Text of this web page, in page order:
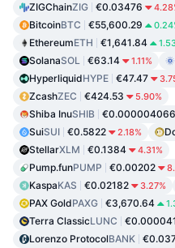
ZIGChainZIG €0.03476
BitcoinBTC €55,600.29
EthereumETH €1,641.84
SolanaSOL €63.14 1.11%
HyperliquidHYPE €47.47
ZcashZEC €424.53 5.90%
Shiba InuSHIB €0.000004066
SuiSUI €0.5822 2.18%
StellarXLM €0.1384 4.31%
Pump.funPUMP €0.00202
KaspaKAS €0.02182 3.27%
PAX GoldPAXG €3,670.64
Terra ClassicLUNC
Lorenzo ProtocolBANK